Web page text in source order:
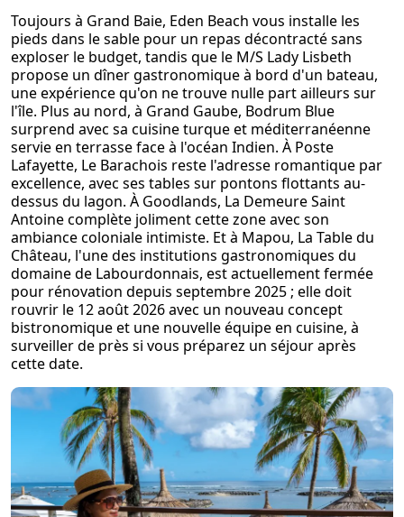
Toujours à Grand Baie, Eden Beach vous installe les
pieds dans le sable pour un repas décontracté sans
exploser le budget, tandis que le M/S Lady Lisbeth
propose un dîner gastronomique à bord d'un bateau,
une expérience qu'on ne trouve nulle part ailleurs sur
l'île. Plus au nord, à Grand Gaube, Bodrum Blue
surprend avec sa cuisine turque et méditerranéenne
servie en terrasse face à l'océan Indien. À Poste
Lafayette, Le Barachois reste l'adresse romantique par
excellence, avec ses tables sur pontons flottants au-
dessus du lagon. À Goodlands, La Demeure Saint
Antoine complète joliment cette zone avec son
ambiance coloniale intimiste. Et à Mapou, La Table du
Château, l'une des institutions gastronomiques du
domaine de Labourdonnais, est actuellement fermée
pour rénovation depuis septembre 2025 ; elle doit
rouvrir le 12 août 2026 avec un nouveau concept
bistronomique et une nouvelle équipe en cuisine, à
surveiller de près si vous préparez un séjour après
cette date.